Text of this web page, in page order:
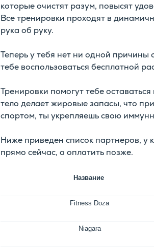
которые очистят разум, повысят
Все тренировки проходят в
рука об руку.
Теперь у тебя нет ни одной причины
тебе воспользоваться бесплатной
Тренировки помогут тебе
тело делает жировые запасы, что
спортом, ты укрепляешь свою
Ниже приведен список партнеров, у
прямо сейчас, а оплатить позже.
Название
Fitness Doza
Niagara